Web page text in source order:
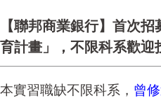
【聯邦商業銀行】首次
育計畫」，不限科系歡迎
本實習職缺不限科系， 曾